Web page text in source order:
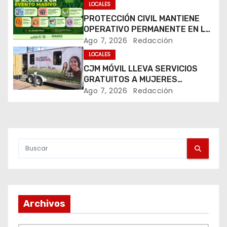
i
ó
n
d
e
a
d
LOCALES
PROTECCIÓN CIVIL MANTIENE
OPERATIVO PERMANENTE EN LA
FENAPO 2026
Ago 7, 2026 Redacción
LOCALES
CJM MÓVIL LLEVA SERVICIOS
GRATUITOS A MUJERES
DURANTE LA FENAPO 2026
Ago 7, 2026 Redacción
Archivos